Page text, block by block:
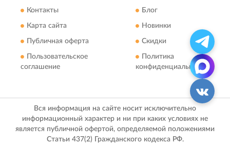
Контакты
Карта сайта
Публичная оферта
Пользовательское
соглашение
Блог
Новинки
Скидки
Политика
конфиденциальности
Вся информация на сайте носит исключительно
информационный характер и ни при каких условиях не
является публичной офертой, определяемой положениями
Статьи 437(2) Гражданского кодекса РФ.